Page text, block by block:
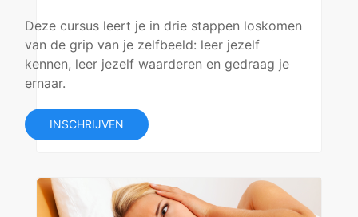
Deze cursus leert je in drie stappen loskomen
van de grip van je zelfbeeld: leer jezelf
kennen, leer jezelf waarderen en gedraag je
ernaar.
INSCHRIJVEN